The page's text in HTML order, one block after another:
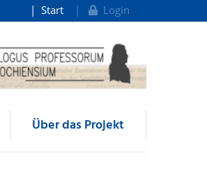
Start Login
Über das Projekt